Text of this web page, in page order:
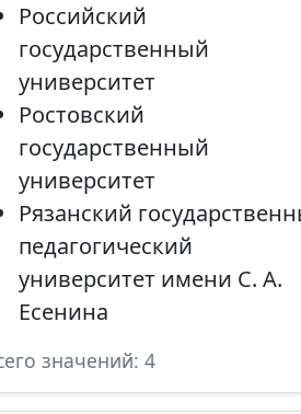
Российский
государственный
университет
Ростовский
государственный
университет
Рязанский
педагогический
университет имени С. А.
Есенина
значений: 4